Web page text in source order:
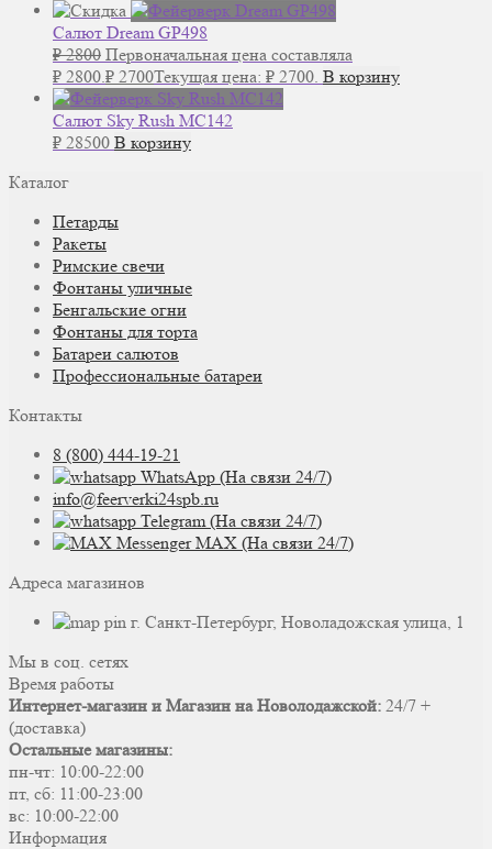
Салют Dream GP498
₽2800 Первоначальная цена составляла
₽ 2800. ₽ 2700Текущая цена: ₽ 2700. В корзину
Салют Sky Rush MC142
₽ 28500 В корзину
Каталог
Петарды
Ракеты
Римские свечи
Фонтаны уличные
Бенгальские огни
Фонтаны для торта
Батареи салютов
Профессиональные батареи
Контакты
8 (800) 444-19-21
WhatsApp (На связи 24/7)
info@feerverki24spb.ru
Telegram (На связи 24/7)
MAX (На связи 24/7)
Адреса магазинов
г. Санкт-Петербург, Новоладожская улица, 1
Мы в соц. сетях
Время работы
Интернет-магазин и Магазин на Новолодажской: 24/7 +
(доставка)
Остальные магазины:
пн-чт: 10:00-22:00
пт, сб: 11:00-23:00
вс: 10:00-22:00
Информация